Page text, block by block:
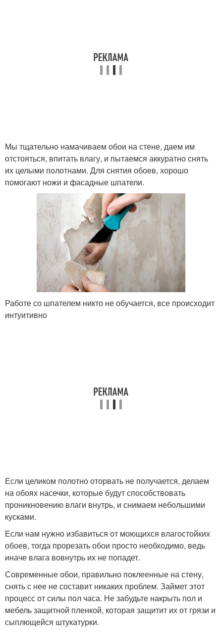
Мы тщательно намачиваем обои на стене, даем им
отстояться, впитать влагу, и пытаемся аккуратно снять
их целыми полотнами. Для снятия обоев, хорошо
помогают ножи и фасадные шпатели.
Работе со шпателем никто не обучается, все происходит
интуитивно
Если целиком полотно оторвать не получается, делаем
на обоях насечки, которые будут способствовать
проникновению влаги внутрь, и снимаем небольшими
кусками.
Если нам нужно избавиться от моющихся влагостойких
обоев, тогда прорезать обои просто необходимо, ведь
иначе влага вовнутрь их не попадет.
Современные обои, правильно поклеенные на стену,
снять с нее не составит никаких проблем. Займет этот
процесс от силы пол часа. Не забудьте накрыть пол и
мебель защитной пленкой, которая защитит их от грязи и
сыплющейся штукатурки.